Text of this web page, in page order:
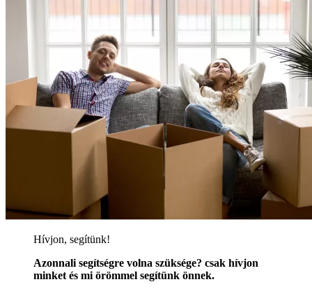
Hívjon, segítünk!
Azonnali segítségre volna szüksége? csak hívjon
minket és mi örömmel segítünk önnek.